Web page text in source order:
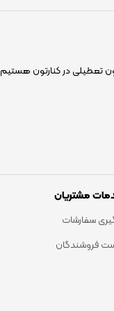
تعطیلی در کنارتون هستیم
مشتریان
سفارشات
فروشندگان